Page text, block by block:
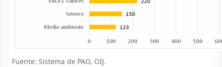
Fuente: Sistema de PAO, OIJ.